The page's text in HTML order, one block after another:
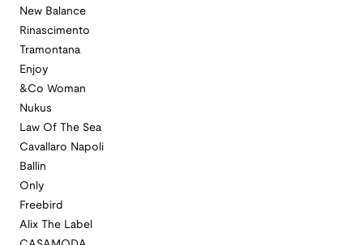
New Balance
Rinascimento
Tramontana
Enjoy
&Co Woman
Nukus
Law Of The Sea
Cavallaro Napoli
Ballin
Only
Freebird
Alix The Label